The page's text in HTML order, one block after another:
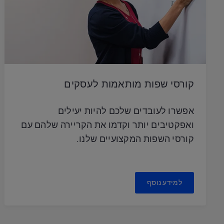
קורסי שפות מותאמות לעסקים
אפשרו לעובדים שלכם להיות יעילים
ואפקטיבים יותר וקדמו את הקריירה שלהם עם
קורסי השפות המקצועיים שלנו.
למידע נוסף